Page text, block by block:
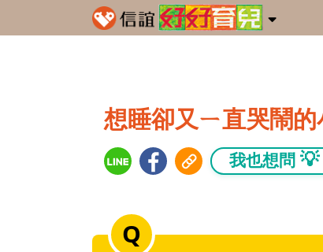
想睡卻又ㄧ直哭鬧的
我也想問 💡